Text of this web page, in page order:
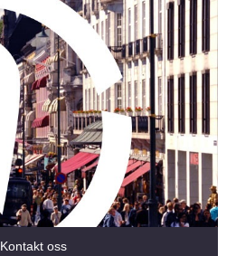
Kontakt oss